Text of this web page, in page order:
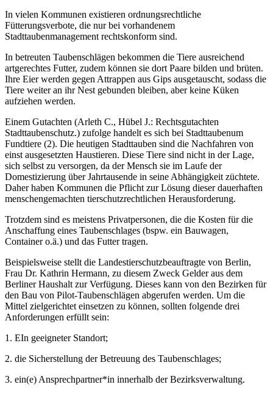
In vielen Kommunen existieren ordnungsrechtliche
Fütterungsverbote, die nur bei vorhandenem
Stadttaubenmanagement rechtskonform sind.
In betreuten Taubenschlägen bekommen die Tiere ausreichend
artgerechtes Futter, zudem können sie dort Paare bilden und brüten.
Ihre Eier werden gegen Attrappen aus Gips ausgetauscht, sodass die
Tiere weiter an ihr Nest gebunden bleiben, aber keine Küken
aufziehen werden.
Einem Gutachten (Arleth C., Hübel J.: Rechtsgutachten
Stadttaubenschutz.) zufolge handelt es sich bei Stadttaubenum
Fundtiere (2). Die heutigen Stadttauben sind die Nachfahren von
einst ausgesetzten Haustieren. Diese Tiere sind nicht in der Lage,
sich selbst zu versorgen, da der Mensch sie im Laufe der
Domestizierung über Jahrtausende in seine Abhängigkeit züchtete.
Daher haben Kommunen die Pflicht zur Lösung dieser dauerhaften
menschengemachten tierschutzrechtlichen Herausforderung.
Trotzdem sind es meistens Privatpersonen, die die Kosten für die
Anschaffung eines Taubenschlages (bspw. ein Bauwagen,
Container o.ä.) und das Futter tragen.
Beispielsweise stellt die Landestierschutzbeauftragte von Berlin,
Frau Dr. Kathrin Hermann, zu diesem Zweck Gelder aus dem
Berliner Haushalt zur Verfügung. Dieses kann von den Bezirken für
den Bau von Pilot-Taubenschlägen abgerufen werden. Um die
Mittel zielgerichtet einsetzen zu können, sollten folgende drei
Anforderungen erfüllt sein:
1. EIn geeigneter Standort;
2. die Sicherstellung der Betreuung des Taubenschlages;
3. ein(e) Ansprechpartner*in innerhalb der Bezirksverwaltung.